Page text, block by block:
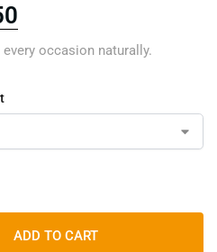
occasion naturally.
ADD TO CART